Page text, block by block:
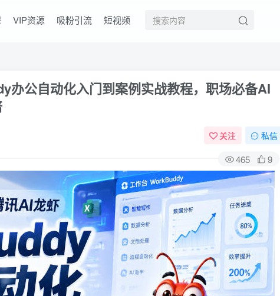
VIP资源 吸粉引流 短视频
办公自动化入门到案例实战教程，职场必备AI
关注 私信
465 9